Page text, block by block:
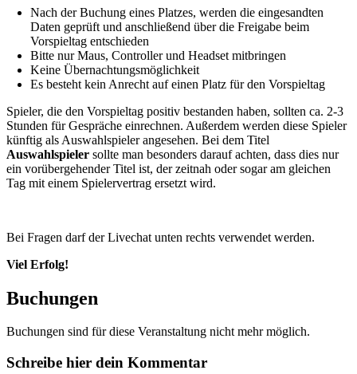
Nach der Buchung eines Platzes, werden die eingesandten
Daten geprüft und anschließend über die Freigabe beim
Vorspieltag entschieden
Bitte nur Maus, Controller und Headset mitbringen
Keine Übernachtungsmöglichkeit
Es besteht kein Anrecht auf einen Platz für den Vorspieltag
Spieler, die den Vorspieltag positiv bestanden haben, sollten ca. 2-3
Stunden für Gespräche einrechnen. Außerdem werden diese Spieler
künftig als Auswahlspieler angesehen. Bei dem Titel
Auswahlspieler sollte man besonders darauf achten, dass dies nur
ein vorübergehender Titel ist, der zeitnah oder sogar am gleichen
Tag mit einem Spielervertrag ersetzt wird.
Bei Fragen darf der Livechat unten rechts verwendet werden.
Viel Erfolg!
Buchungen
Buchungen sind für diese Veranstaltung nicht mehr möglich.
Schreibe hier dein Kommentar